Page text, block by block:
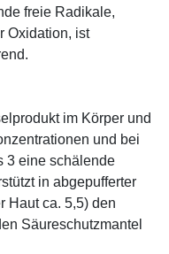
freie Radikale,
Oxidation, ist
im Körper und
und bei
3 eine schälende
in abgepufferter
Haut ca. 5,5) den
Säureschutzmantel